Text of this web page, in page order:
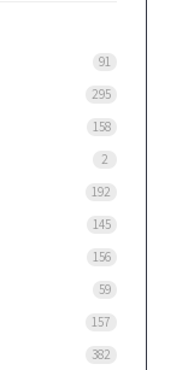
91
295
158
2
192
145
156
59
157
382